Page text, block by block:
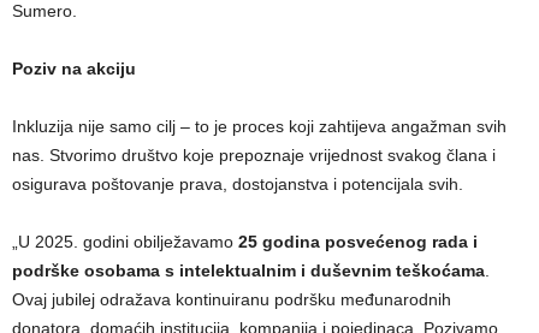
Sumero.
Poziv na akciju
Inkluzija nije samo cilj – to je proces koji zahtijeva angažman svih
nas. Stvorimo društvo koje prepoznaje vrijednost svakog člana i
osigurava poštovanje prava, dostojanstva i potencijala svih.
„U 2025. godini obilježavamo 25 godina posvećenog rada i
podrške osobama s intelektualnim i duševnim teškoćama
Ovaj jubilej odražava kontinuiranu podršku međunarodnih
donatora, domaćih institucija, kompanija i pojedinaca. Pozivamo